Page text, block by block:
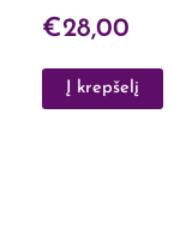
€28,00
Į krepšelį